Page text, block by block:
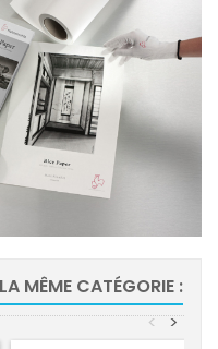
MÊME CATÉGORIE :
>
<